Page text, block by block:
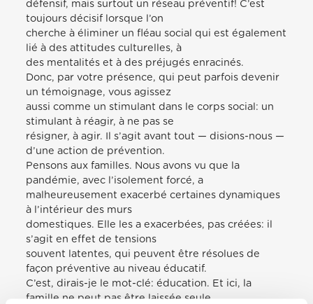
défensif, mais surtout un réseau préventif! C’est
toujours décisif lorsque l’on
cherche à éliminer un fléau social qui est également
lié à des attitudes culturelles, à
des mentalités et à des préjugés enracinés.
Donc, par votre présence, qui peut parfois devenir
un témoignage, vous agissez
aussi comme un stimulant dans le corps social: un
stimulant à réagir, à ne pas se
résigner, à agir. Il s’agit avant tout — disions-nous —
d’une action de prévention.
Pensons aux familles. Nous avons vu que la
pandémie, avec l’isolement forcé, a
malheureusement exacerbé certaines dynamiques
à l’intérieur des murs
domestiques. Elle les a exacerbées, pas créées: il
s’agit en effet de tensions
souvent latentes, qui peuvent être résolues de
façon préventive au niveau éducatif.
C’est, dirais-je le mot-clé: éducation. Et ici, la
famille ne peut pas être laissée seule.